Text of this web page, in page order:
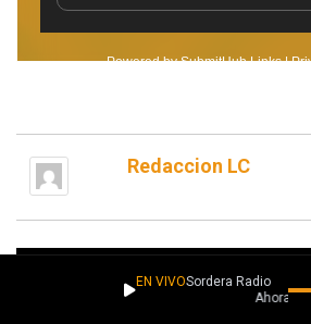
Redaccion LC
EN VIVOSordera Radio
Ahora suena